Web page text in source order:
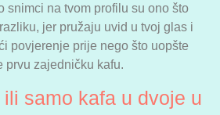
snimci na tvom profilu su ono što
jer pružaju uvid u tvoj glas i
povjerenje prije nego što uopšte
prvu zajedničku kafu.
samo kafa u dvoje u